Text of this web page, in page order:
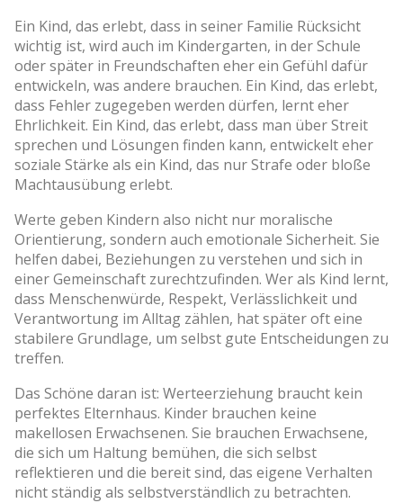
Ein Kind, das erlebt, dass in seiner Familie Rücksicht
wichtig ist, wird auch im Kindergarten, in der Schule
oder später in Freundschaften eher ein Gefühl dafür
entwickeln, was andere brauchen. Ein Kind, das erlebt,
dass Fehler zugegeben werden dürfen, lernt eher
Ehrlichkeit. Ein Kind, das erlebt, dass man über Streit
sprechen und Lösungen finden kann, entwickelt eher
soziale Stärke als ein Kind, das nur Strafe oder bloße
Machtausübung erlebt.
Werte geben Kindern also nicht nur moralische
Orientierung, sondern auch emotionale Sicherheit. Sie
helfen dabei, Beziehungen zu verstehen und sich in
einer Gemeinschaft zurechtzufinden. Wer als Kind lernt,
dass Menschenwürde, Respekt, Verlässlichkeit und
Verantwortung im Alltag zählen, hat später oft eine
stabilere Grundlage, um selbst gute Entscheidungen zu
treffen.
Das Schöne daran ist: Werteerziehung braucht kein
perfektes Elternhaus. Kinder brauchen keine
makellosen Erwachsenen. Sie brauchen Erwachsene,
die sich um Haltung bemühen, die sich selbst
reflektieren und die bereit sind, das eigene Verhalten
nicht ständig als selbstverständlich zu betrachten.